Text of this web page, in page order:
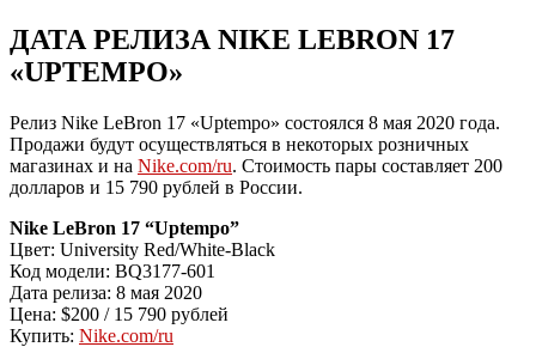
ДАТА РЕЛИЗА NIKE LEBRON 17
«UPTEMPO»
Релиз Nike LeBron 17 «Uptempo» состоялся 8 мая 2020 года.
Продажи будут осуществляться в некоторых розничных
магазинах и на Nike.com/ru. Стоимость пары составляет 200
долларов и 15 790 рублей в России.
Nike LeBron 17 “Uptempo”
Цвет: University Red/White-Black
Код модели: BQ3177-601
Дата релиза: 8 мая 2020
Цена: $200 / 15 790 рублей
Купить: Nike.com/ru